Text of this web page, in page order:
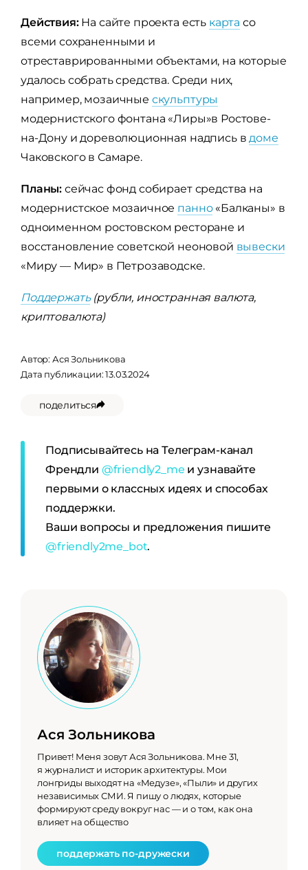
Действия: На сайте проекта есть карта со
всеми сохраненными и
отреставрированными объектами, на которые
удалось собрать средства. Среди них,
например, мозаичные скульптуры
модернистского фонтана «Лиры»в Ростове-
на-Дону и дореволюционная надпись в доме
Чаковского в Самаре.
Планы: сейчас фонд собирает средства на
модернистское мозаичное панно«Балканы» в
одноименном ростовском ресторане и
восстановление советской неоновой вывески
«Миру — Мир» в Петрозаводске.
Поддержать(рубли, иностранная валюта,
криптовалюта)
Автор: Ася Зольникова
Дата публикации: 13.03.2024
поделиться
Подписывайтесь на Телеграм-канал
Френдли @friendly2_me и узнавайте
первыми о классных идеях и способах
поддержки.
Ваши вопросы и предложения пишите
@friendly2me_bot.
Ася Зольникова
Привет! Меня зовут Ася Зольникова. Мне 31,
я журналист и историк архитектуры. Мои
лонгриды выходят на «Медузе», «Пыли» и других
независимых СМИ. Я пишу о людях, которые
формируют среду вокруг нас — и о том, как она
влияет на общество
поддержать по-дружески